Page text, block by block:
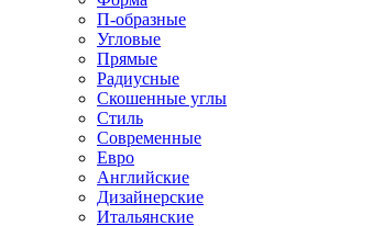
П-образные
Угловые
Прямые
Радиусные
Скошенные углы
Стиль
Современные
Евро
Английские
Дизайнерские
Итальянские